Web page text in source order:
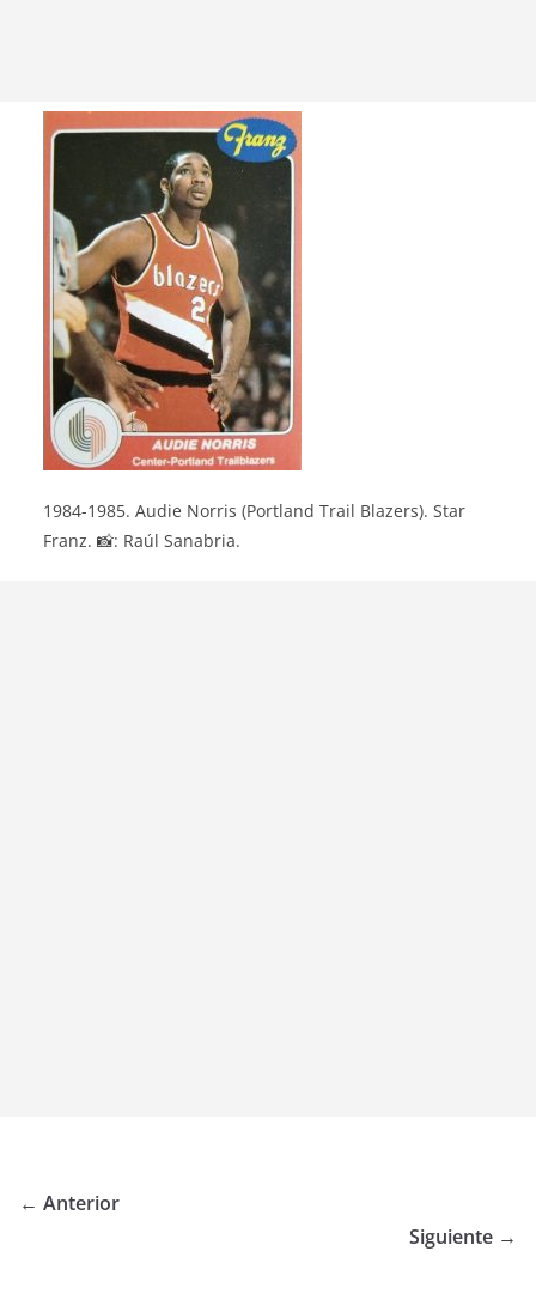
1984-1985. Audie Norris (Portland Trail Blazers). Star
Franz. 📸: Raúl Sanabria.
← Anterior
Siguiente →